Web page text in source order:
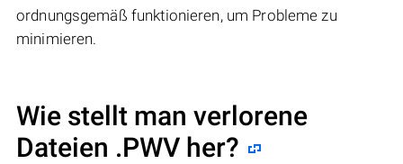
ordnungsgemäß funktionieren, um Probleme zu
minimieren.
Wie stellt man verlorene
Dateien .PWV her?